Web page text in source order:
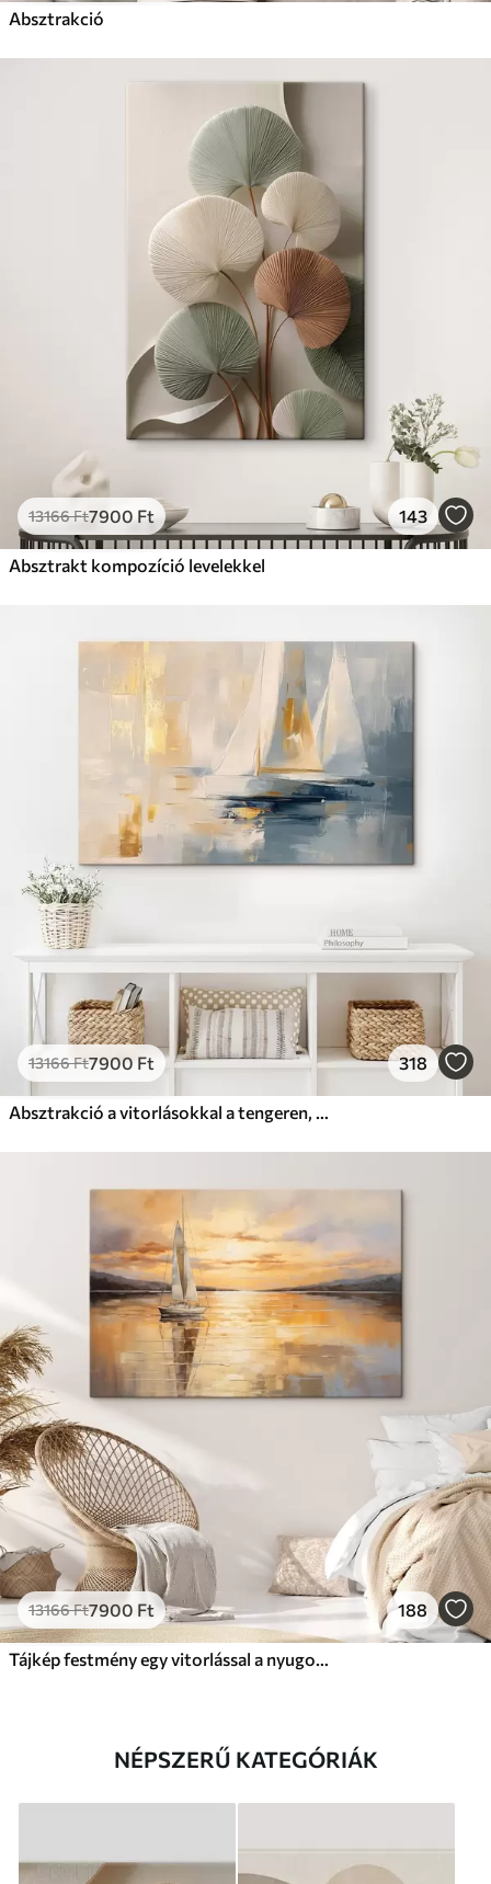
Absztrakció
13166Ft7900 Ft 143
Absztrakt kompozíció levelekkel
13166Ft7900 Ft 318
13166Ft7900 Ft 188
NÉPSZERŰ KATEGÓRIÁK